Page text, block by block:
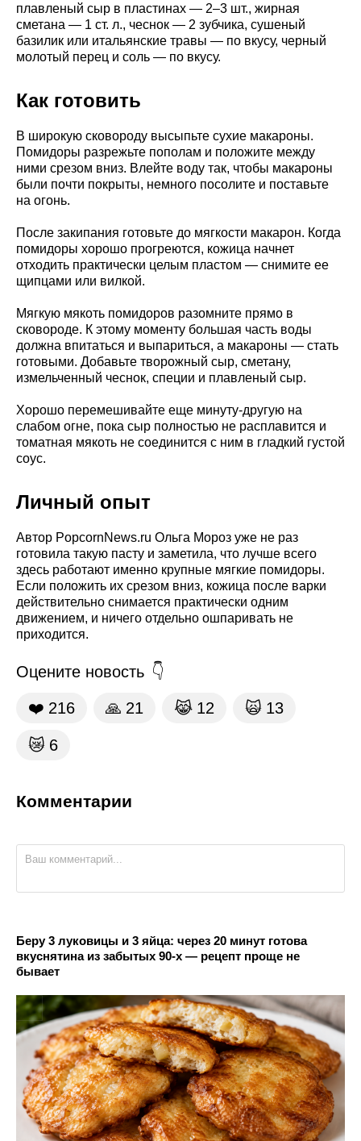
плавленый сыр в пластинах — 2–3 шт., жирная
сметана — 1 ст. л., чеснок — 2 зубчика, сушеный
базилик или итальянские травы — по вкусу, черный
молотый перец и соль — по вкусу.
Как готовить
В широкую сковороду высыпьте сухие макароны.
Помидоры разрежьте пополам и положите между
ними срезом вниз. Влейте воду так, чтобы макароны
были почти покрыты, немного посолите и поставьте
на огонь.
После закипания готовьте до мягкости макарон. Когда
помидоры хорошо прогреются, кожица начнет
отходить практически целым пластом — снимите ее
щипцами или вилкой.
Мягкую мякоть помидоров разомните прямо в
сковороде. К этому моменту большая часть воды
должна впитаться и выпариться, а макароны — стать
готовыми. Добавьте творожный сыр, сметану,
измельченный чеснок, специи и плавленый сыр.
Хорошо перемешивайте еще минуту-другую на
слабом огне, пока сыр полностью не расплавится и
томатная мякоть не соединится с ним в гладкий густой
соус.
Личный опыт
Автор PopcornNews.ru Ольга Мороз уже не раз
готовила такую пасту и заметила, что лучше всего
здесь работают именно крупные мягкие помидоры.
Если положить их срезом вниз, кожица после варки
действительно снимается практически одним
движением, и ничего отдельно ошпаривать не
приходится.
Оцените новость
❤️ 216 🙏 21 😹 12 🙀 13
😿 6
Комментарии
Беру 3 луковицы и 3 яйца: через 20 минут готова
вкуснятина из забытых 90-х — рецепт проще не
бывает